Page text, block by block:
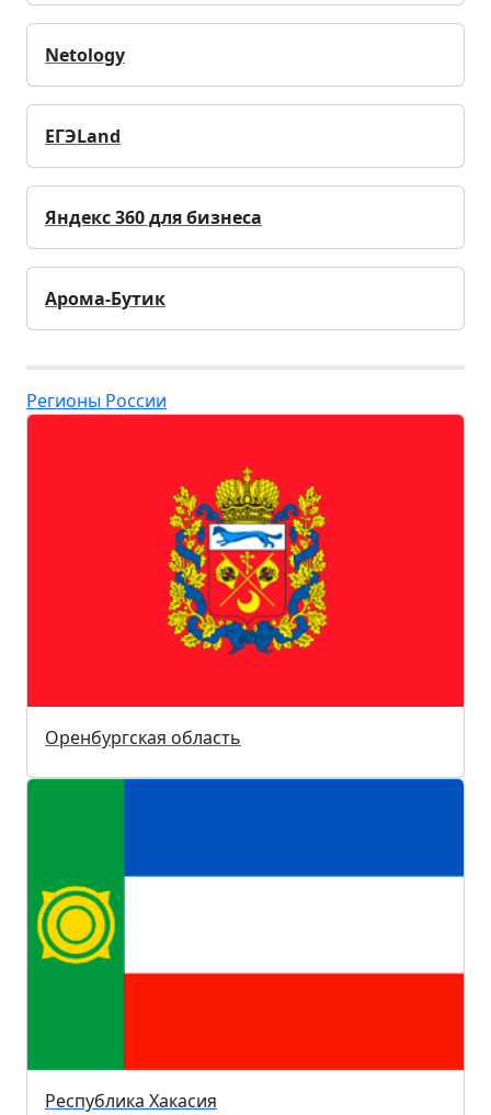
Netology
ЕГЭLand
Яндекс 360 для бизнеса
Арома-Бутик
Регионы России
Оренбургская область
Республика Хакасия